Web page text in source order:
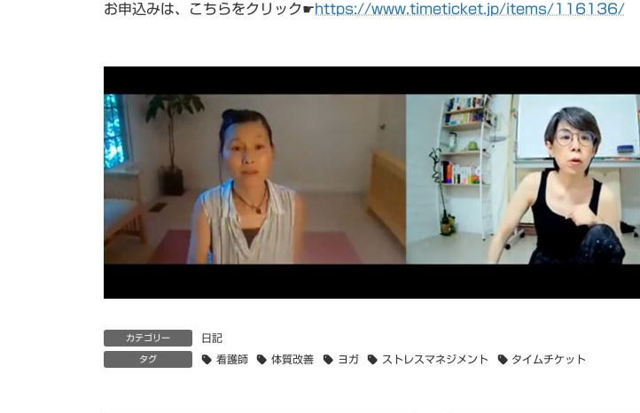
お申込みは、こちらをクリック☛https://www.timeticket.jp/items/116136/
カテゴリー 日記
タグ 看護師 体質改善 ヨガ ストレスマネジメント タイムチケット